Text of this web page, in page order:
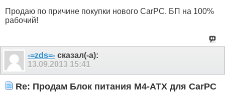
Продаю по причине покупки нового CarPC. БП на 100%
рабочий!
-=zds=- сказал(-а):
13.09.2013 15:41
Re: Продам Блок питания M4-ATX для CarPC